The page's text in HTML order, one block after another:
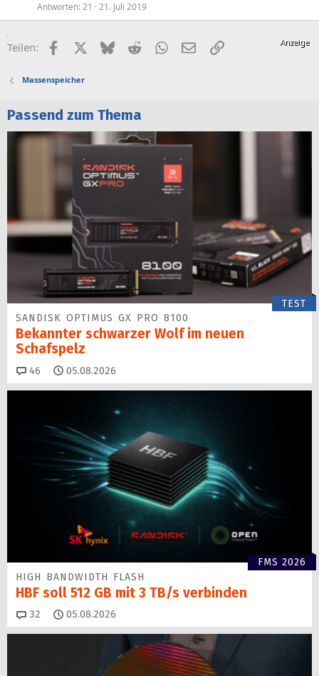
Antworten 21 21. Juli 2019
Teilen: FacebookX (Twitter)
BlueskyRedditWhatsApp
E-MailLink
Massenspeicher
Passend zum Thema
TEST
SANDISK OPTIMUS GX PRO 8100
Bekannter schwarzer Wolf im neuen
Schafspelz
46 Kommentare
05.08.2026
FMS 2026
HIGH BANDWIDTH FLASH
HBF soll 512 GB mit 3 TB/s verbinden
32 Kommentare
05.08.2026